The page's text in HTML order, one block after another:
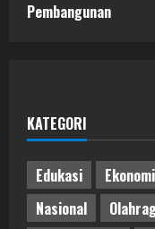
Pembangunan
KATEGORI
Edukasi Ekonomi
Nasional